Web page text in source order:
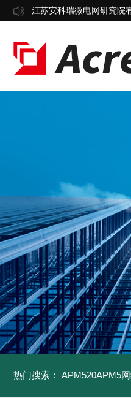
江苏安科瑞微电网研究院
热门搜索： APM520APM5